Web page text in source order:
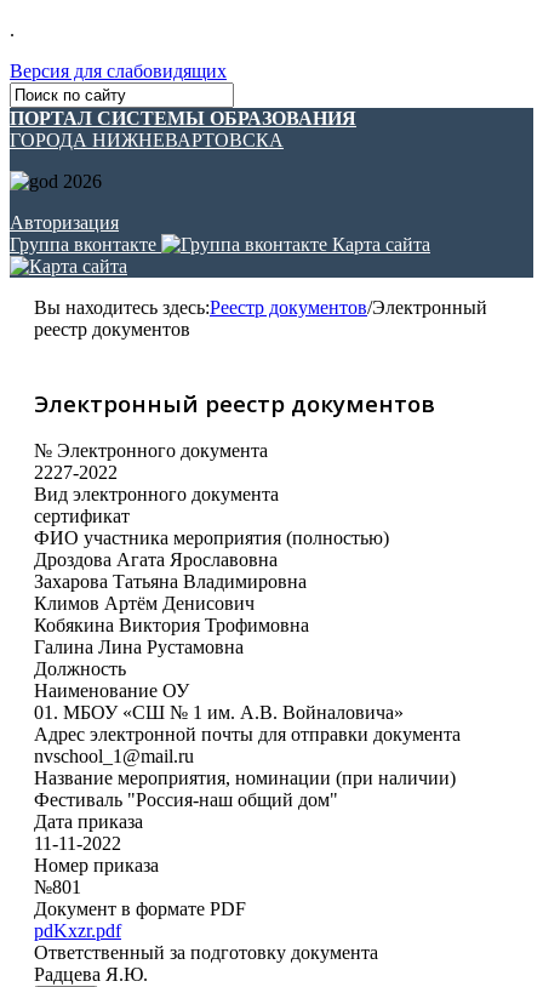
.
Версия для слабовидящих
ПОРТАЛ СИСТЕМЫ ОБРАЗОВАНИЯ
ГОРОДА НИЖНЕВАРТОВСКА
Авторизация
Группа вконтакте
Карта сайта
Вы находитесь здесь:Реестр документов/Электронный
реестр документов
Электронный реестр документов
№ Электронного документа
2227-2022
Вид электронного документа
сертификат
ФИО участника мероприятия (полностью)
Дроздова Агата Ярославовна
Захарова Татьяна Владимировна
Климов Артём Денисович
Кобякина Виктория Трофимовна
Галина Лина Рустамовна
Должность
Наименование ОУ
01. МБОУ «СШ № 1 им. А.В. Войналовича»
Адрес электронной почты для отправки документа
nvschool_1@mail.ru
Название мероприятия, номинации (при наличии)
Фестиваль "Россия-наш общий дом"
Дата приказа
11-11-2022
Номер приказа
№801
Документ в формате PDF
pdKxzr.pdf
Ответственный за подготовку документа
Радцева Я.Ю.